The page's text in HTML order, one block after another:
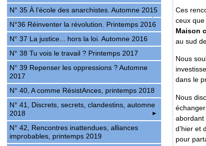
Ces
ceux
Maison
au sud
Nous
dans le
Nous
abordant
d’hier et
pour
N° 35 À l’école des anarchistes. Automne 2015
N°36 Réinventer la révolution. Printemps 2016
N° 37 La justice... hors la loi. Automne 2016
N° 38 Tu vois le travail ? Printemps 2017
N° 39 Repenser les oppressions ? Automne
2017
N° 40, A comme RésistAnces, printemps 2018
N° 41, Discrets, secrets, clandestins, automne
2018
N° 42, Rencontres inattendues, alliances
improbables, printemps 2019